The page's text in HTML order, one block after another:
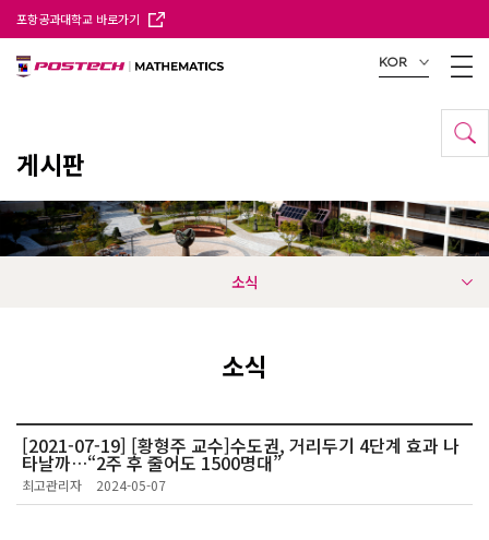
포항공과대학교 바로가기
KOR
게시판
소식
소식
[2021-07-19] [황형주 교수]수도권, 거리두기 4단계 효과 나
타날까…“2주 후 줄어도 1500명대”
최고관리자 2024-05-07